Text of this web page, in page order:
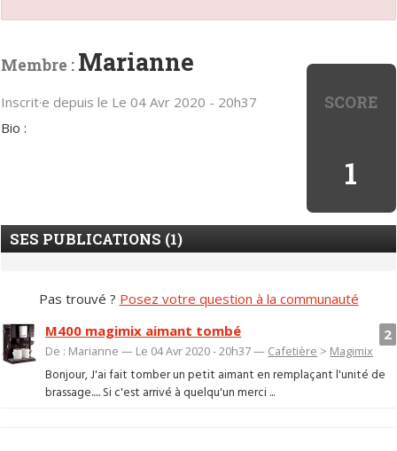
SCORE
1
Membre : Marianne
Inscrit·e depuis le Le 04 Avr 2020 - 20h37
Bio :
SES PUBLICATIONS (1)
Pas trouvé ? Posez votre question à la communauté
2
M400 magimix aimant tombé
De : Marianne — Le 04 Avr 2020 - 20h37 — Cafetière > Magimix
Bonjour, J'ai fait tomber un petit aimant en remplaçant l'unité de
brassage..... Si c'est arrivé à quelqu'un merci ...